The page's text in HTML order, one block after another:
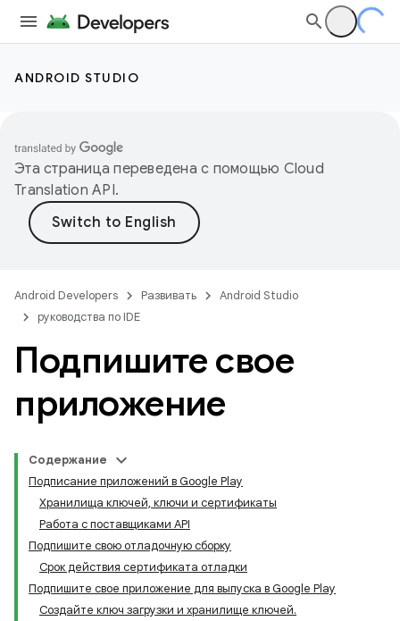
ANDROID STUDIO
Эта страница переведена с помощью Cloud
Translation API.
Android Developers Развивать
Android Studio
руководства по IDE
Подпишите свое
приложение
Содержание
Подписание приложений в Google Play
Хранилища ключей, ключи и сертификаты
Работа с поставщиками API
Подпишите свою отладочную сборку
Срок действия сертификата отладки
Подпишите свое приложение для выпуска в Google Play
Создайте ключ загрузки и хранилище ключей.